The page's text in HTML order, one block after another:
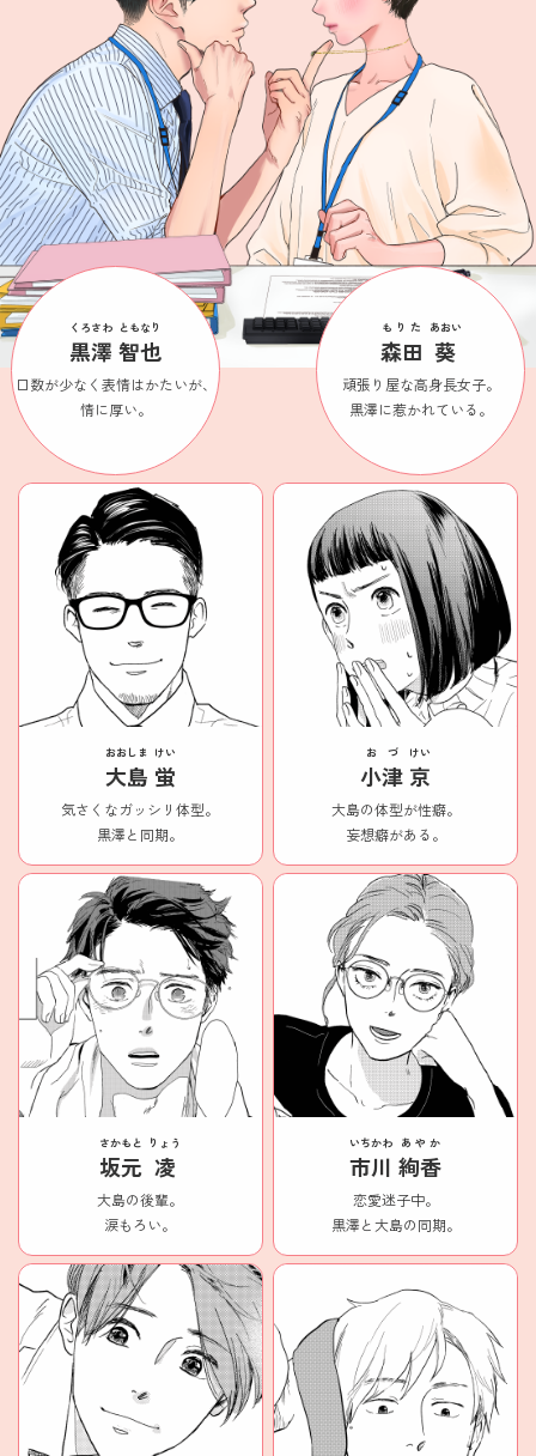
黒澤
くろさわ
智也
ともなり
口数が少なく表情はかたいが、
情に厚い。
森田
もりた
葵
あおい
頑張り屋な高身長女子。
黒澤に惹かれている。
大島
おおしま
蛍
けい
気さくなガッシリ体型。
黒澤と同期。
小津
おづ
京
けい
大島の体型が性癖。
妄想癖がある。
坂元
さかもと
凌
りょう
大島の後輩。
涙もろい。
市川
いちかわ
絢香
あやか
恋愛迷子中。
黒澤と大島の同期。